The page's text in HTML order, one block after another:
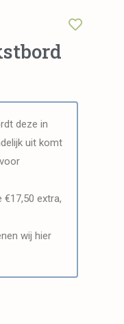
deze in
uit komt
extra,
wij hier